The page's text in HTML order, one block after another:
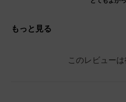
もっと見る
このレビュー